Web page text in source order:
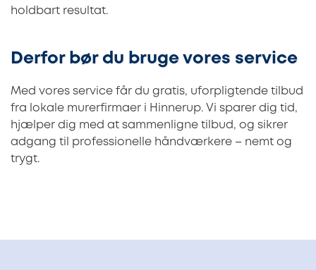
holdbart resultat.
Derfor bør du bruge vores service
Med vores service får du gratis, uforpligtende tilbud
fra lokale murerfirmaer i Hinnerup. Vi sparer dig tid,
hjælper dig med at sammenligne tilbud, og sikrer
adgang til professionelle håndværkere – nemt og
trygt.